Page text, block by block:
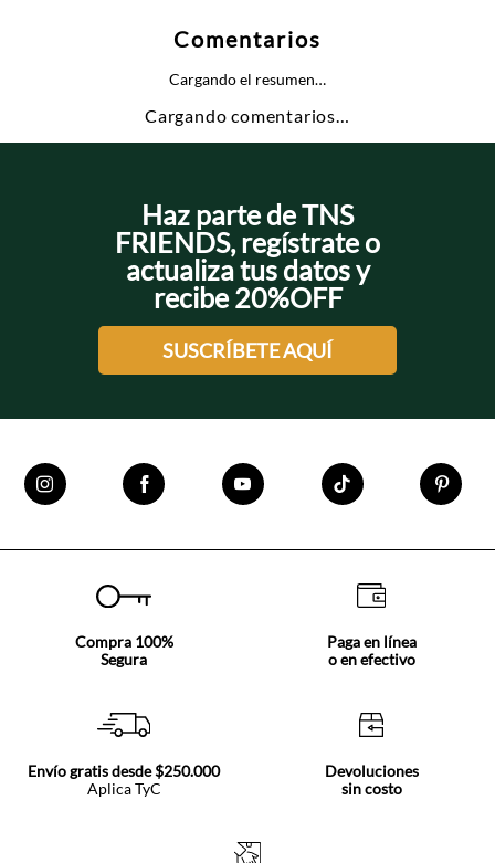
Comentarios
Cargando el resumen…
Cargando comentarios…
Haz parte de TNS
FRIENDS, regístrate o
actualiza tus datos y
recibe 20%OFF
SUSCRÍBETE AQUÍ
Compra 100%
Segura
Paga en línea
o en efectivo
Envío gratis desde $250.000
Aplica TyC
Devoluciones
sin costo